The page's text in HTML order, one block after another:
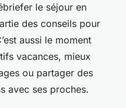
le séjour en
des conseils pour
aussi le moment
vacances, mieux
ou partager des
avec ses proches.